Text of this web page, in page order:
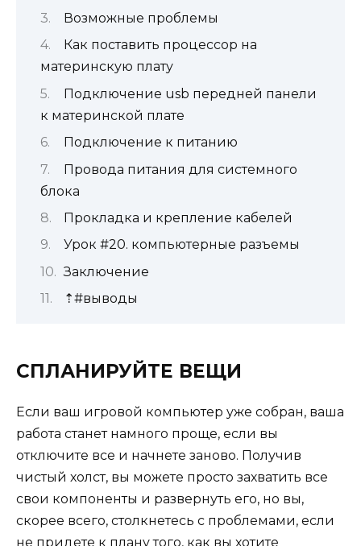
Возможные проблемы
Как поставить процессор на
материнскую плату
Подключение usb передней панели
к материнской плате
Подключение к питанию
Провода питания для системного
блока
Прокладка и крепление кабелей
Урок #20. компьютерные разъемы
Заключение
⇡#выводы
СПЛАНИРУЙТЕ ВЕЩИ
Если ваш игровой компьютер уже собран, ваша
работа станет намного проще, если вы
отключите все и начнете заново. Получив
чистый холст, вы можете просто захватить все
свои компоненты и развернуть его, но вы,
скорее всего, столкнетесь с проблемами, если
не придете к плану того, как вы хотите